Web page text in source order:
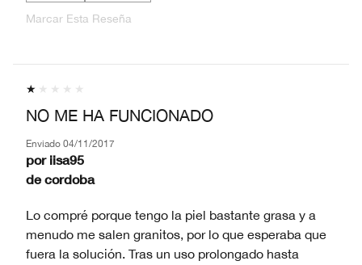
Marcar Esta Reseña
NO ME HA FUNCIONADO
Enviado 04/11/2017
por iisa95
de cordoba
Lo compré porque tengo la piel bastante grasa y a
menudo me salen granitos, por lo que esperaba que
fuera la solución. Tras un uso prolongado hasta